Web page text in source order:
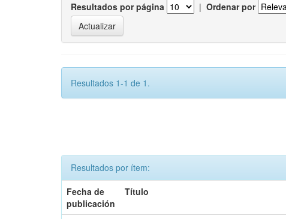
Resultados por página | Ordenar por
Resultados 1-1 de 1.
Resultados por ítem:
Fecha de
publicación
Título